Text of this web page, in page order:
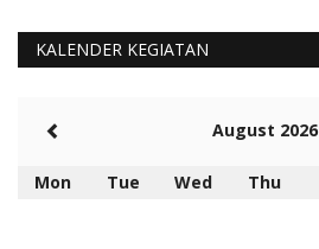
KALENDER KEGIATAN
August 2026
Mon Tue Wed Thu